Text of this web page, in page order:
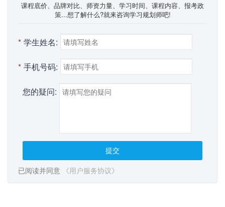
课程底价、品牌对比、师资力量、学习时间、课程内容、报考政
策...想了解什么?就来咨询学习规划师吧!
* 学生姓名:
* 手机号码:
您的疑问:
提交
已阅读并同意 《用户服务协议》